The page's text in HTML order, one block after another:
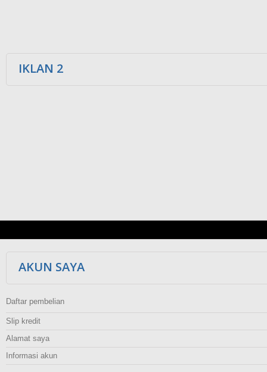
IKLAN 2
AKUN SAYA
Daftar pembelian
Slip kredit
Alamat saya
Informasi akun